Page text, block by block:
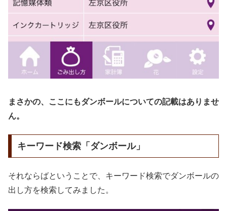
まさかの、ここにもダンボールについての記載はありませ
ん。
キーワード検索「ダンボール」
それならばということで、キーワード検索でダンボールの
出し方を検索してみました。